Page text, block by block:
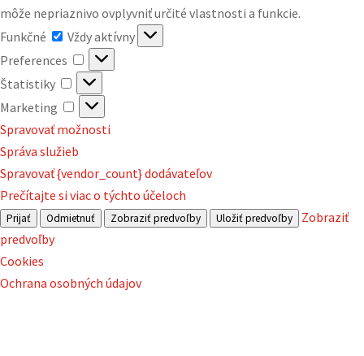
môže nepriaznivo ovplyvniť určité vlastnosti a funkcie.
Funkčné
Funkčné
Vždy aktívny
Preferences
Preferences
Štatistiky
Štatistiky
Marketing
Marketing
Spravovať možnosti
Správa služieb
Spravovať {vendor_count} dodávateľov
Prečítajte si viac o týchto účeloch
Prijať Odmietnuť Zobraziť predvoľby Uložiť predvoľby
Zobraziť
predvoľby
Cookies
Ochrana osobných údajov